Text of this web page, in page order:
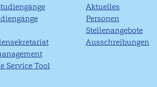
Service Tool
Aktuelles
Personen
Stellenangebote
Ausschreibungen